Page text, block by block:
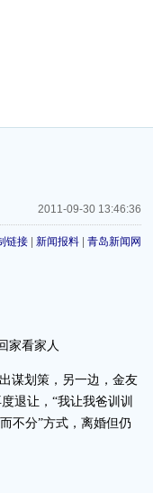
2011-09-30 13:46:36
链接 新闻报料 青岛新闻网
家看家人
谋划策，另一边，金友
退让，“我让我爸训训
不分”方式，离婚但仍